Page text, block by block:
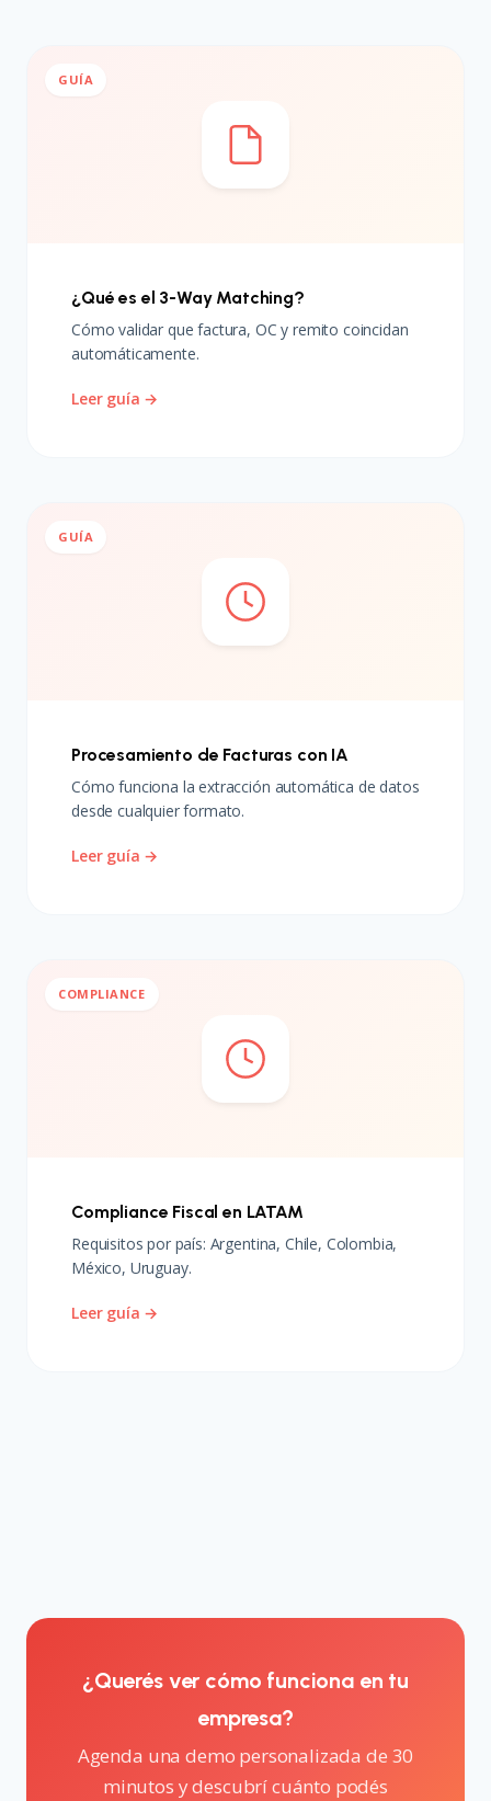
GUÍA
¿Qué es el 3-Way Matching?
Cómo validar que factura, OC y remito coincidan
automáticamente.
Leer guía →
GUÍA
Procesamiento de Facturas con IA
Cómo funciona la extracción automática de datos
desde cualquier formato.
Leer guía →
COMPLIANCE
Compliance Fiscal en LATAM
Requisitos por país: Argentina, Chile, Colombia,
México, Uruguay.
Leer guía →
¿Querés ver cómo funciona en tu
empresa?
Agenda una demo personalizada de 30
minutos y descubrí cuánto podés